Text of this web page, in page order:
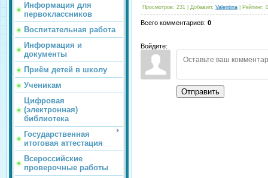
Информация для
первоклассников
Воспитательная работа
Информация и
документы
Приём детей в школу
Ученикам
Цифровая
(электронная)
библиотека
Государственная
итоговая аттестация
Всероссийские
проверочные работы
Просмотров: 231 Добавил: Valentina Рейтинг:
Всего комментариев: 0
Войдите:
Отправить